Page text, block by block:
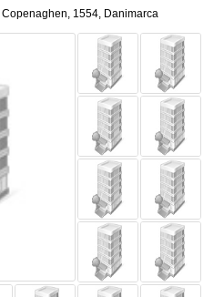
Copenaghen, 1554, Danimarca